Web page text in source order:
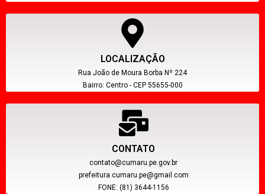
LOCALIZAÇÃO
Rua João de Moura Borba Nº 224
Bairro: Centro - CEP 55655-000
CONTATO
contato@cumaru.pe.gov.br
prefeitura.cumaru.pe@gmail.com
FONE: (81) 3644-1156